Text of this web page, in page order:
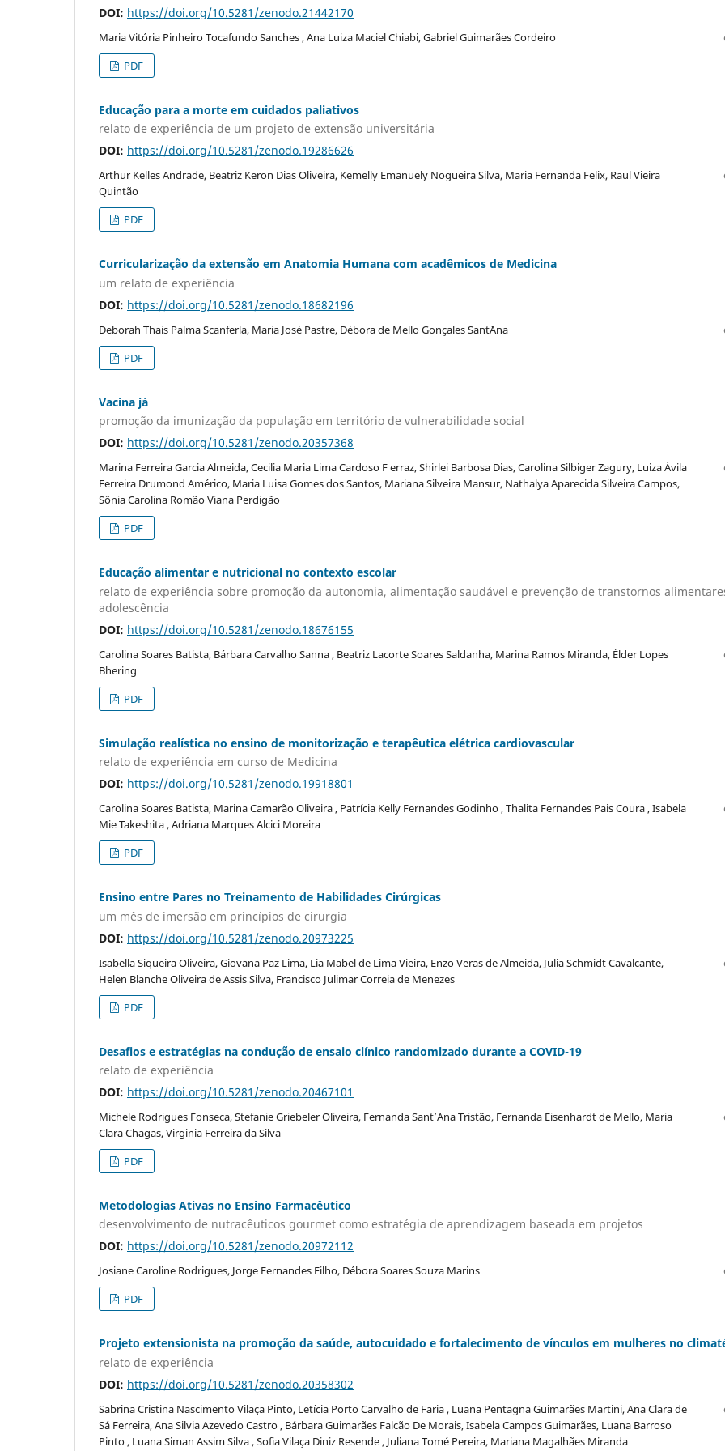
DOI: https://doi.org/10.5281/zenodo.21442170
Maria Vitória Pinheiro Tocafundo Sanches , Ana Luiza Maciel Chiabi, Gabriel Guimarães Cordeiro
PDF
Educação para a morte em cuidados paliativos
relato de experiência de um projeto de extensão universitária
DOI: https://doi.org/10.5281/zenodo.19286626
Arthur Kelles Andrade, Beatriz Keron Dias Oliveira, Kemelly Emanuely Nogueira Silva, Maria Fernanda Felix, Raul Vieira
Quintão
PDF
Curricularização da extensão em Anatomia Humana com acadêmicos de Medicina
um relato de experiência
DOI: https://doi.org/10.5281/zenodo.18682196
Deborah Thais Palma Scanferla, Maria José Pastre, Débora de Mello Gonçales Sant´Ana
PDF
Vacina já
promoção da imunização da população em território de vulnerabilidade social
DOI: https://doi.org/10.5281/zenodo.20357368
Marina Ferreira Garcia Almeida, Cecilia Maria Lima Cardoso F erraz, Shirlei Barbosa Dias, Carolina Silbiger Zagury, Luiza Ávila
Ferreira Drumond Américo, Maria Luisa Gomes dos Santos, Mariana Silveira Mansur, Nathalya Aparecida Silveira Campos,
Sônia Carolina Romão Viana Perdigão
PDF
Educação alimentar e nutricional no contexto escolar
relato de experiência sobre promoção da autonomia, alimentação saudável e prevenção de transtornos
adolescência
DOI: https://doi.org/10.5281/zenodo.18676155
Carolina Soares Batista, Bárbara Carvalho Sanna , Beatriz Lacorte Soares Saldanha, Marina Ramos Miranda, Élder Lopes
Bhering
PDF
Simulação realística no ensino de monitorização e terapêutica elétrica cardiovascular
relato de experiência em curso de Medicina
DOI: https://doi.org/10.5281/zenodo.19918801
Carolina Soares Batista, Marina Camarão Oliveira , Patrícia Kelly Fernandes Godinho , Thalita Fernandes Pais Coura , Isabela
Mie Takeshita , Adriana Marques Alcici Moreira
PDF
Ensino entre Pares no Treinamento de Habilidades Cirúrgicas
um mês de imersão em princípios de cirurgia
DOI: https://doi.org/10.5281/zenodo.20973225
Isabella Siqueira Oliveira, Giovana Paz Lima, Lia Mabel de Lima Vieira, Enzo Veras de Almeida, Julia Schmidt Cavalcante,
Helen Blanche Oliveira de Assis Silva, Francisco Julimar Correia de Menezes
PDF
Desafios e estratégias na condução de ensaio clínico randomizado durante a COVID-19
relato de experiência
DOI: https://doi.org/10.5281/zenodo.20467101
Michele Rodrigues Fonseca, Stefanie Griebeler Oliveira, Fernanda Sant’Ana Tristão, Fernanda Eisenhardt de Mello, Maria
Clara Chagas, Virginia Ferreira da Silva
PDF
Metodologias Ativas no Ensino Farmacêutico
desenvolvimento de nutracêuticos gourmet como estratégia de aprendizagem baseada em projetos
DOI: https://doi.org/10.5281/zenodo.20972112
Josiane Caroline Rodrigues, Jorge Fernandes Filho, Débora Soares Souza Marins
PDF
Projeto extensionista na promoção da saúde, autocuidado e fortalecimento de vínculos em mulheres no
relato de experiência
DOI: https://doi.org/10.5281/zenodo.20358302
Sabrina Cristina Nascimento Vilaça Pinto, Letícia Porto Carvalho de Faria , Luana Pentagna Guimarães Martini, Ana Clara de
Sá Ferreira, Ana Silvia Azevedo Castro , Bárbara Guimarães Falcão De Morais, Isabela Campos Guimarães, Luana Barroso
Pinto , Luana Siman Assim Silva , Sofia Vilaça Diniz Resende , Juliana Tomé Pereira, Mariana Magalhães Miranda